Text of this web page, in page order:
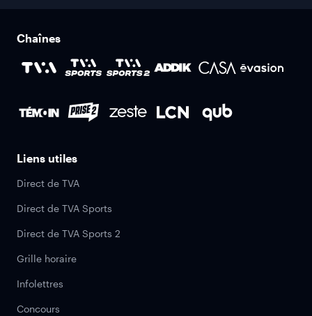
Chaînes
Liens utiles
Direct de TVA
Direct de TVA Sports
Direct de TVA Sports 2
Grille horaire
Infolettres
Concours